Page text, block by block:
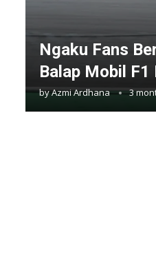
Ngaku Fans
Balap Mobil F1
byAzmi Ardhana 3